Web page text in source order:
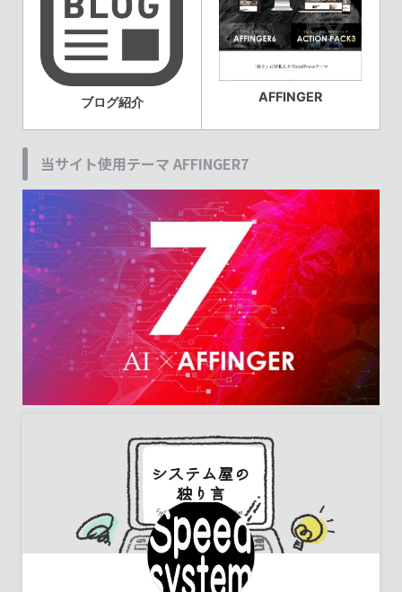
ブログ紹介 AFFINGER
当サイト使用テーマ AFFINGER7